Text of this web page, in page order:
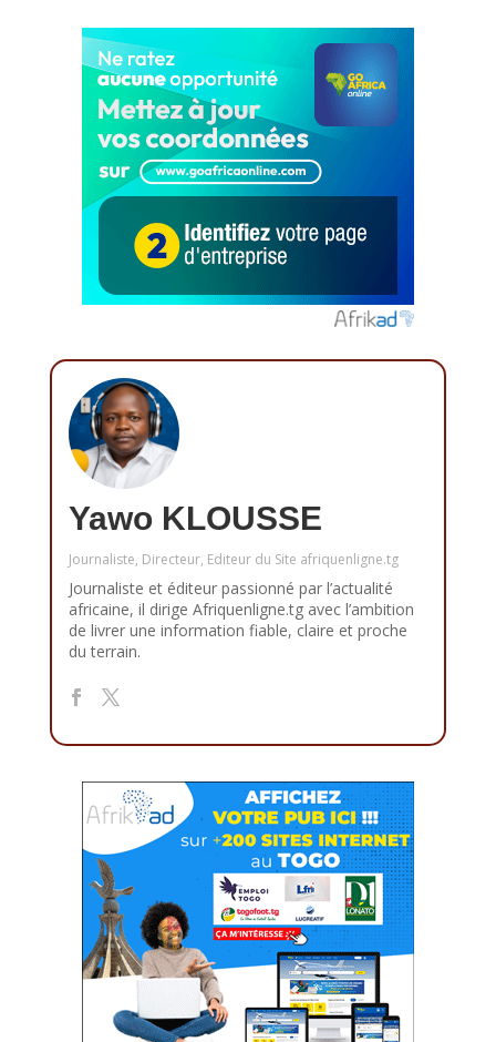
Yawo KLOUSSE
Journaliste, Directeur, Editeur du Site afriquenligne.tg
Journaliste et éditeur passionné par l’actualité
africaine, il dirige Afriquenligne.tg avec l’ambition
de livrer une information fiable, claire et proche
du terrain.